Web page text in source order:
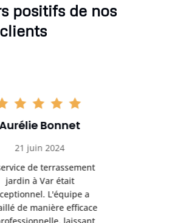
positifs de nos
clients
Bonnet
21 juin 2024
de terrassement
à Var était
L'équipe a
de manière efficace